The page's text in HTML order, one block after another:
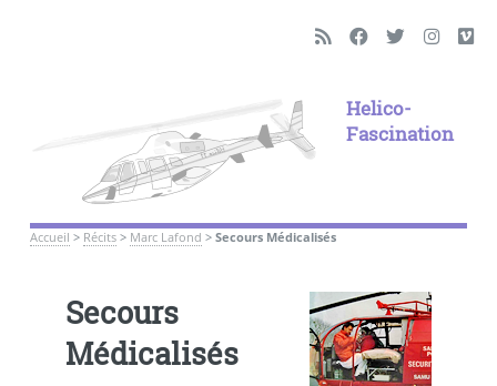
Helico-
Fascination
Accueil > Récits> Marc Lafond > Secours Médicalisés
Secours
Médicalisés